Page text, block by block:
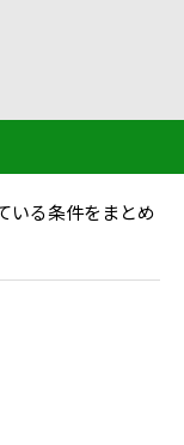
いる条件をまとめ